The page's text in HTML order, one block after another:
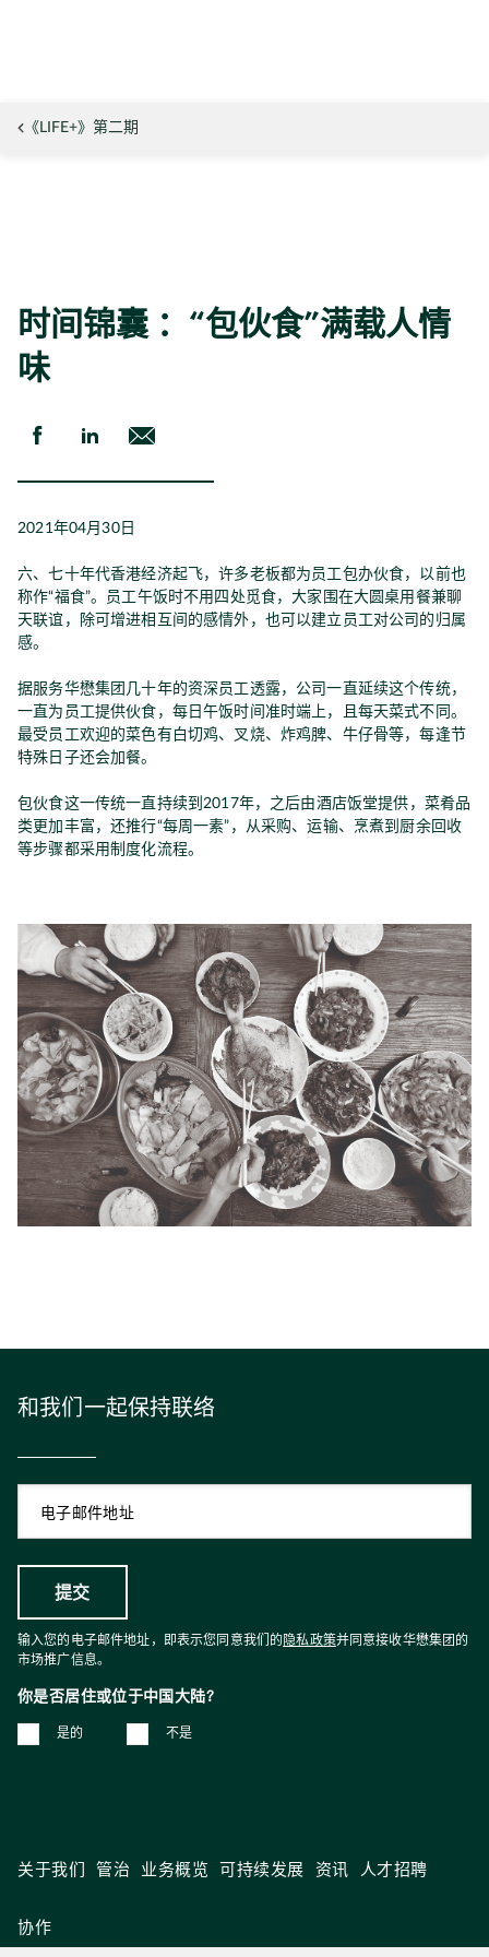
《LIFE+》第二期
时间锦囊 ：“包伙食”满载人情
味
2021年04月30日
六、七十年代香港经济起飞，许多老板都为员工包办伙食，以前也
称作“福食”。员工午饭时不用四处觅食，大家围在大圆桌用餐兼聊
天联谊，除可增进相互间的感情外，也可以建立员工对公司的归属
感。
据服务华懋集团几十年的资深员工透露，公司一直延续这个传统，
一直为员工提供伙食，每日午饭时间准时端上，且每天菜式不同。
最受员工欢迎的菜色有白切鸡、叉烧、炸鸡脾、牛仔骨等，每逢节
特殊日子还会加餐。
包伙食这一传统一直持续到2017年，之后由酒店饭堂提供，菜肴品
类更加丰富，还推行“每周一素”，从采购、运输、烹煮到厨余回收
等步骤都采用制度化流程。
和我们一起保持联络
输入您的电子邮件地址，即表示您同意我们的 隐私政策并同意接收华懋集团的
市场推广信息。
你是否居住或位于中国大陆?
是的 不是
关于我们 管治 业务概览 可持续发展 资讯 人才招聘
协作